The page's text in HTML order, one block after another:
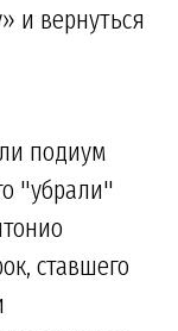
и вернуться
подиум
"убрали"
ставшего